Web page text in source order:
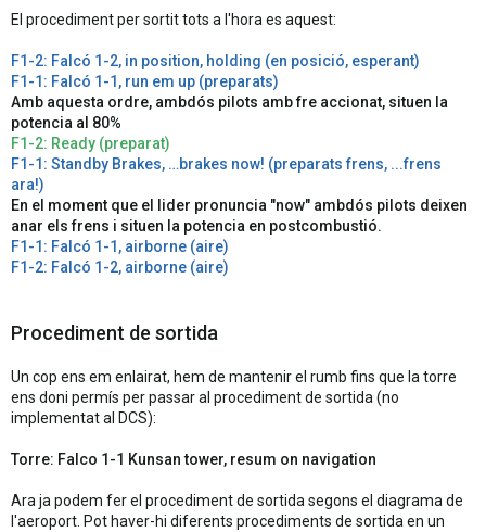
El procediment per sortit tots a l'hora es aquest:
F1-2: Falcó 1-2, in position, holding (en posició, esperant)
F1-1: Falcó 1-1, run em up (preparats)
Amb aquesta ordre, ambdós pilots amb fre accionat, situen la
potencia al 80%
F1-2: Ready (preparat)
F1-1: Standby Brakes, …brakes now! (preparats frens, ...frens
ara!)
En el moment que el lider pronuncia "now" ambdós pilots deixen
anar els frens i situen la potencia en postcombustió.
F1-1: Falcó 1-1, airborne (aire)
F1-2: Falcó 1-2, airborne (aire)
Procediment de sortida
Un cop ens em enlairat, hem de mantenir el rumb fins que la torre
ens doni permís per passar al procediment de sortida (no
implementat al DCS):
Torre: Falco 1-1 Kunsan tower, resum on navigation
Ara ja podem fer el procediment de sortida segons el diagrama de
l'aeroport. Pot haver-hi diferents procediments de sortida en un